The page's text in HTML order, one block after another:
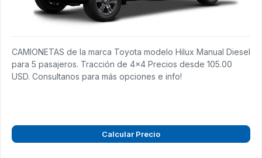
CAMIONETAS de la marca Toyota modelo Hilux Manual Diesel
para 5 pasajeros. Tracción de 4x4 Precios desde 105.00
USD. Consultanos para más opciones e info!
Calcular Precio